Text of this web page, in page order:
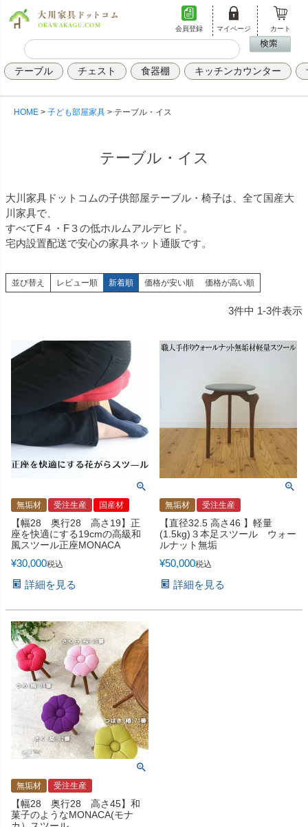
会員登録 マイページ カート
テーブル チェスト 食器棚 キッチンカウンター
HOME 子ども部屋家具 テーブル・イス
テーブル・イス
大川家具ドットコムの子供部屋テーブル・椅子は、全て国産大
川家具で、
すべてF４・F３の低ホルムアルデヒド。
宅内設置配送で安心の家具ネット通販です。
並び替え レビュー順 新着順 価格が安い順 価格が高い順
3件中 1-3件表示
無垢材 受注生産 国産材
【幅28 奥行28 高さ19】正
座を快適にする19cmの高級和
風スツール正座MONACA
¥30,000税込
詳細を見る
無垢材 受注生産
【直径32.5 高さ46 】軽量
(1.5kg)３本足スツール ウォー
ルナット無垢
¥50,000税込
詳細を見る
無垢材 受注生産
【幅28 奥行28 高さ45】和
菓子のようなMONACA(モナ